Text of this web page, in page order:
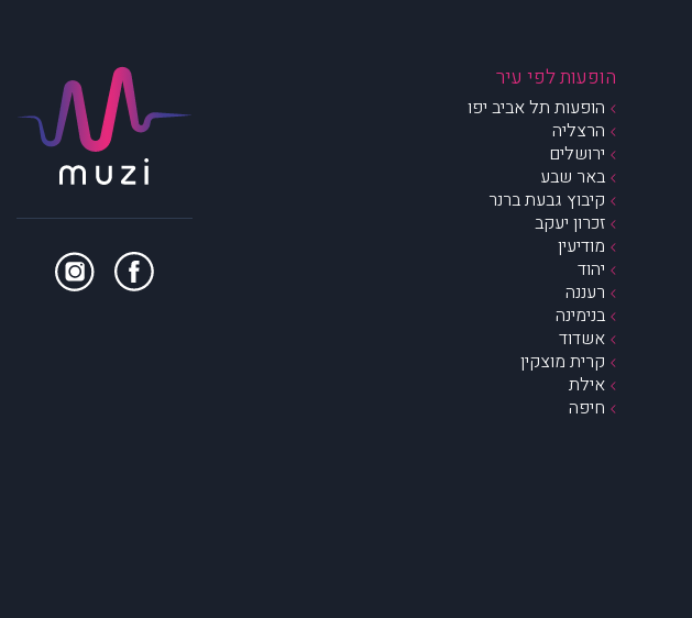
הופעות לפי עיר
הופעות תל אביב יפו
הרצליה
ירושלים
באר שבע
קיבוץ גבעת ברנר
זכרון יעקב
מודיעין
יהוד
רעננה
בנימינה
אשדוד
קרית מוצקין
אילת
חיפה